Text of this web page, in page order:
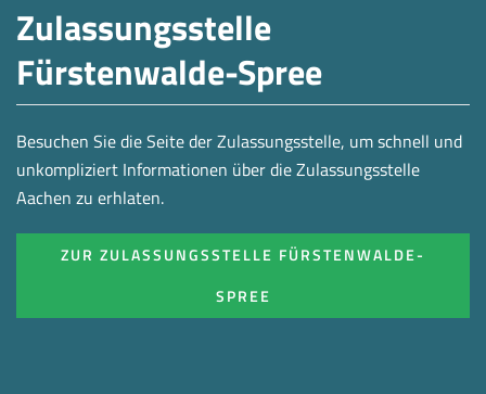
Zulassungsstelle
Fürstenwalde-Spree
Besuchen Sie die Seite der Zulassungsstelle, um schnell und
unkompliziert Informationen über die Zulassungsstelle
Aachen zu erhlaten.
ZUR ZULASSUNGSSTELLE FÜRSTENWALDE-
SPREE